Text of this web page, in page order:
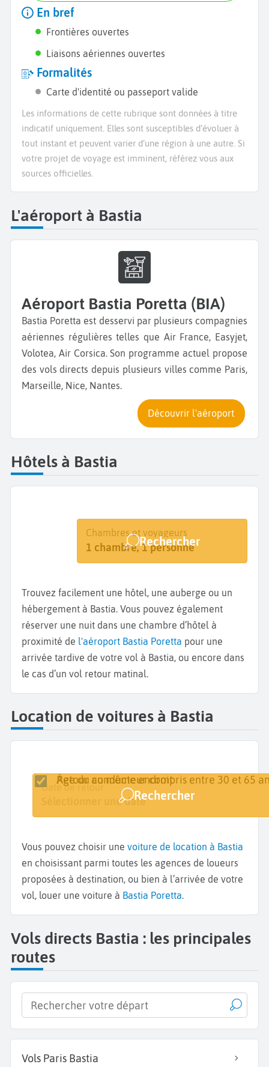
En bref
Frontières ouvertes
Liaisons aériennes ouvertes
Formalités
Carte d'identité ou passeport valide
Les informations de cette rubrique sont données à titre
indicatif uniquement. Elles sont susceptibles d’évoluer à
tout instant et peuvent varier d’une région à une autre. Si
votre projet de voyage est imminent, référez vous aux
sources officielles.
L'aéroport à Bastia
Aéroport Bastia Poretta (BIA)
Bastia Poretta est desservi par plusieurs compagnies
aériennes régulières telles que Air France, Easyjet,
Volotea, Air Corsica. Son programme actuel propose
des vols directs depuis plusieurs villes comme Paris,
Marseille, Nice, Nantes.
Découvrir l'aéroport
Hôtels à Bastia
Destination
Bastia
Dates
Dates de votre séjour
Chambres et voyageurs
1 chambre, 1 personne
Rechercher
Trouvez facilement une hôtel, une auberge ou un
hébergement à Bastia. Vous pouvez également
réserver une nuit dans une chambre d’hôtel à
proximité de l'aéroport Bastia Poretta pour une
arrivée tardive de votre vol à Bastia, ou encore dans
le cas d’un vol retour matinal.
Location de voitures à Bastia
Lieu de retrait
Date de retrait
Sélectionner une date
Date de retour
Sélectionner une date
Retour au même endroit
Âge du conducteur compris entre 30 et 65
Rechercher
Vous pouvez choisir une voiture de location à Bastia
en choisissant parmi toutes les agences de loueurs
proposées à destination, ou bien à l’arrivée de votre
vol, louer une voiture à Bastia Poretta.
Vols directs Bastia : les principales
routes
Vols Paris Bastia